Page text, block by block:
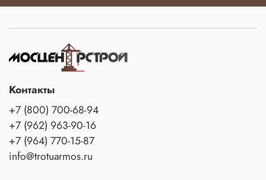
Контакты
+7 (800) 700-68-94
+7 (962) 963-90-16
+7 (964) 770-15-87
info@trotuarmos.ru